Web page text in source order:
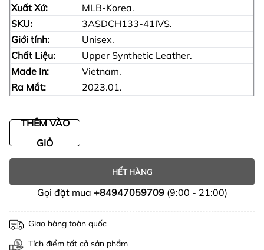
Xuất Xứ:
MLB-Korea.
SKU:
3ASDCH133-41IVS.
Giới tính:
Unisex.
Chất Liệu:
Upper Synthetic Leather.
Made In:
Vietnam.
Ra Mắt:
2023.01.
THÊM VÀO
GIỎ
HẾT HÀNG
Gọi đặt mua +84947059709(9:00 - 21:00)
Giao hàng toàn quốc
Tích điểm tất cả sản phẩm